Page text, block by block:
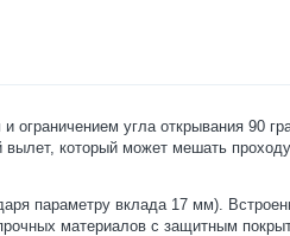
угла открывания 90
вылет, который может мешать
параметру вклада 17 мм).
материалов с защитным